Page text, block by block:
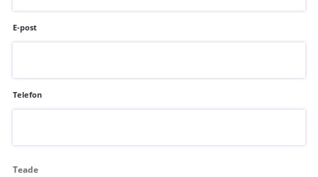
E-post
Telefon
Teade